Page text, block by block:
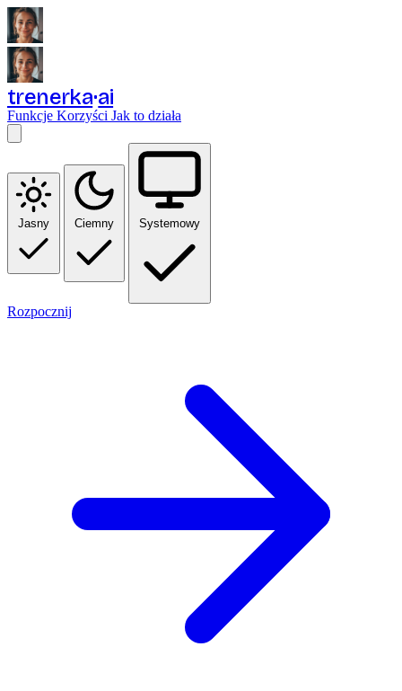
trenerka ai
Funkcje Korzyści Jak to działa
Jasny Ciemny Systemowy
Rozpocznij